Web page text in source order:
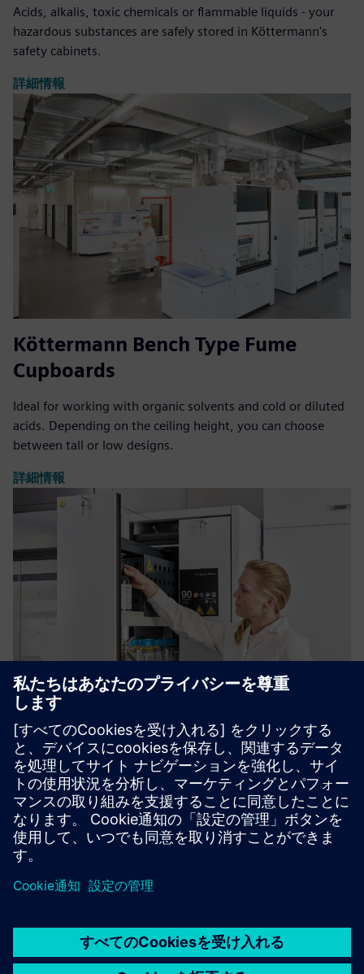
Acids, alkalis, toxic chemicals or flammable liquids - your
hazardous substances are safely stored in Köttermann's
safety cabinets.
詳細情報
Köttermann Bench Type Fume
Cupboards
Ideal for working with organic solvents and cold or diluted
acids. Depending on the ceiling height, you can choose
between tall or low designs.
詳細情報
Köttermann VarioProtect®
All-in-One Storage for Hazardous Chemicals
詳細情報